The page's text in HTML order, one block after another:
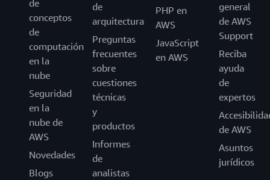
de
conceptos
de
computación
en la
nube
Seguridad
en la
nube de
AWS
Novedades
Blogs
de
arquitectura
Preguntas
frecuentes
sobre
cuestiones
técnicas
y
productos
Informes
de
analistas
PHP en
AWS
JavaScript
en AWS
general
de AWS
Support
Reciba
ayuda
de
expertos
de AWS
Asuntos
jurídicos